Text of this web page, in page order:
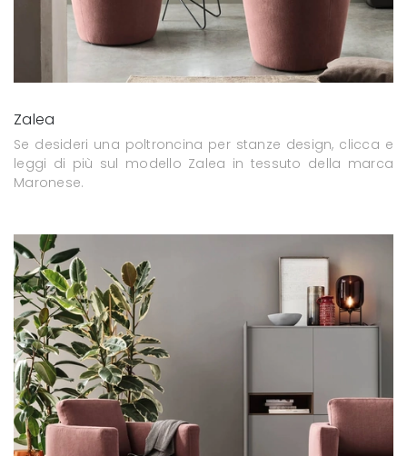
Zalea
Se desideri una poltroncina per stanze design, clicca e
leggi di più sul modello Zalea in tessuto della marca
Maronese.